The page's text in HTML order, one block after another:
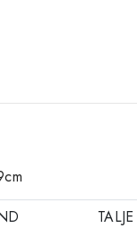
TALJE